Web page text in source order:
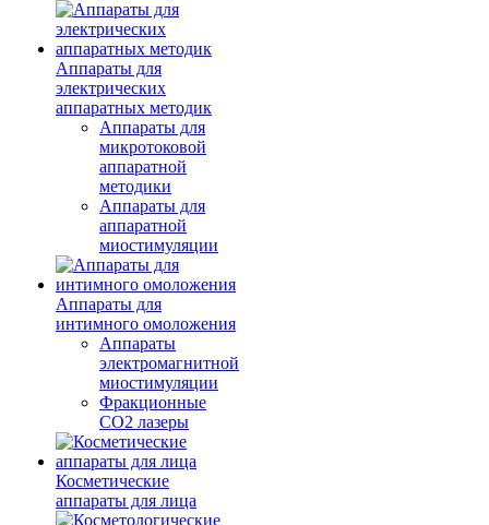
Аппараты для
электрических
аппаратных методик
Аппараты для
микротоковой
аппаратной
методики
Аппараты для
аппаратной
миостимуляции
Аппараты для
интимного омоложения
Аппараты
электромагнитной
миостимуляции
Фракционные
CO2 лазеры
Косметические
аппараты для лица